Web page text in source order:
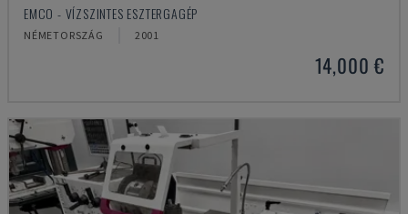
EMCO - VÍZSZINTES ESZTERGAGÉP
NÉMETORSZÁG 2001
14,000 €